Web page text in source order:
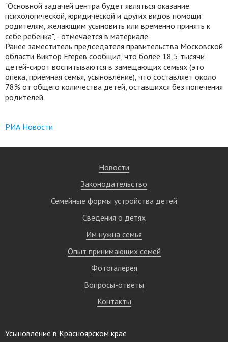
"Основной задачей центра будет являться оказание
психологической, юридической и других видов помощи
родителям, желающим усыновить или временно принять к
себе ребенка", - отмечается в материале.
Ранее заместитель председателя правительства Московской
области Виктор Егерев сообщил, что более 18,5 тысячи
детей-сирот воспитываются в замещающих семьях (это
опека, приемная семья, усыновление), что составляет около
78% от общего количества детей, оставшихся без попечения
родителей.
РИА Новости
Новости
Законодательство
Семейные формы устройства детей
Сведения о детях
Им нужна семья
Опыт принимающих семей
Фотогалерея
Вопросы-ответы
Контакты
Усыновление в Красноярском крае